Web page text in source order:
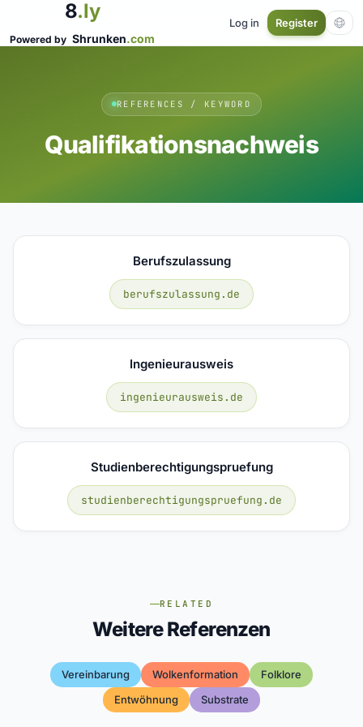
8.ly
Powered by Shrunken.com
Log in Register
REFERENCES / KEYWORD
Qualifikationsnachweis
Berufszulassung
berufszulassung.de
Ingenieurausweis
ingenieurausweis.de
Studienberechtigungspruefung
studienberechtigungspruefung.de
RELATED
Weitere Referenzen
Vereinbarung Wolkenformation
Folklore
Entwöhnung
Substrate